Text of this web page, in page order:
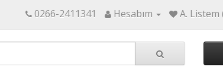
0266-2411341 Hesabım A. Listem